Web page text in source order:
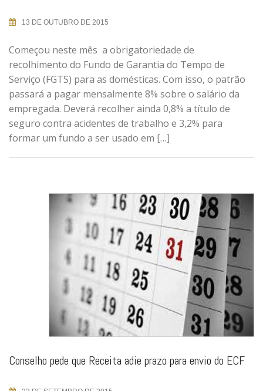
13 DE OUTUBRO DE 2015
Começou neste mês a obrigatoriedade de
recolhimento do Fundo de Garantia do Tempo de
Serviço (FGTS) para as domésticas. Com isso, o patrão
passará a pagar mensalmente 8% sobre o salário da
empregada. Deverá recolher ainda 0,8% a título de
seguro contra acidentes de trabalho e 3,2% para
formar um fundo a ser usado em […]
Conselho pede que Receita adie prazo para envio do ECF